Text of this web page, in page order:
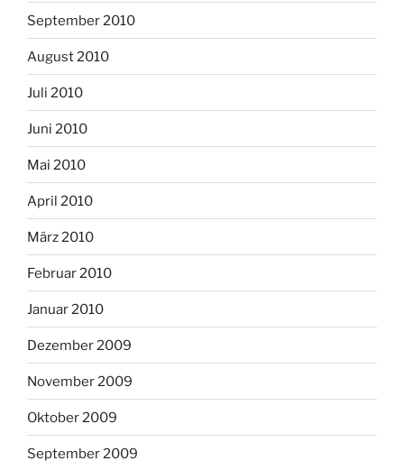
September 2010
August 2010
Juli 2010
Juni 2010
Mai 2010
April 2010
März 2010
Februar 2010
Januar 2010
Dezember 2009
November 2009
Oktober 2009
September 2009